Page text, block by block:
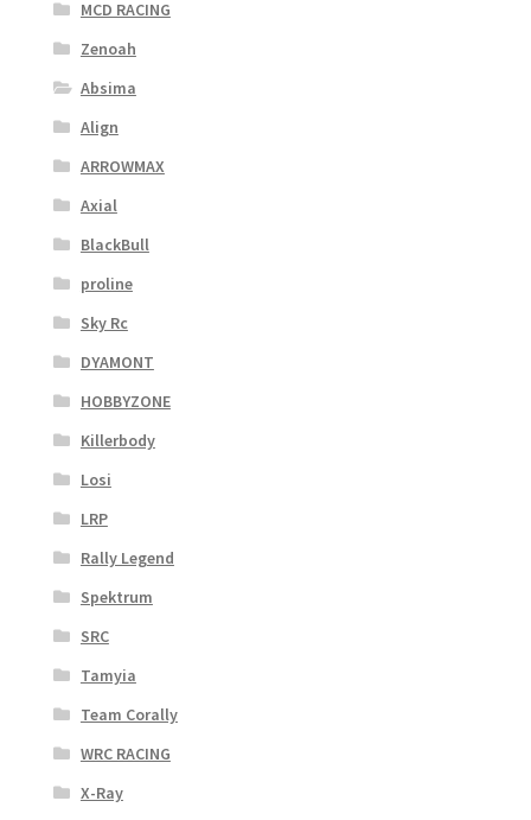
MCD RACING
Zenoah
Absima
Align
ARROWMAX
Axial
BlackBull
proline
Sky Rc
DYAMONT
HOBBYZONE
Killerbody
Losi
LRP
Rally Legend
Spektrum
SRC
Tamyia
Team Corally
WRC RACING
X-Ray